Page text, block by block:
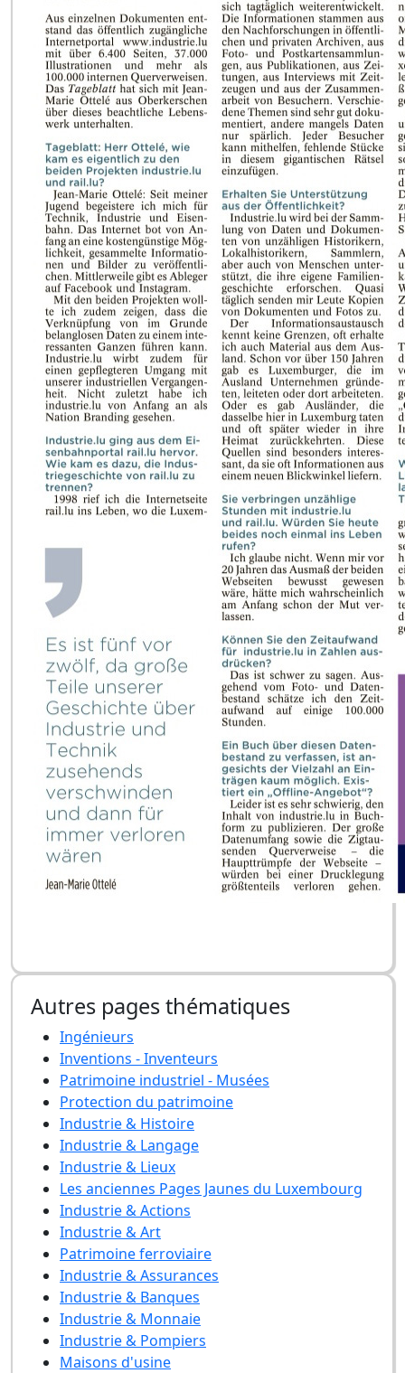
Autres pages thématiques
Ingénieurs
Inventions - Inventeurs
Patrimoine industriel - Musées
Protection du patrimoine
Industrie & Histoire
Industrie & Langage
Industrie & Lieux
Les anciennes Pages Jaunes du Luxembourg
Industrie & Actions
Industrie & Art
Patrimoine ferroviaire
Industrie & Assurances
Industrie & Banques
Industrie & Monnaie
Industrie & Pompiers
Maisons d'usine